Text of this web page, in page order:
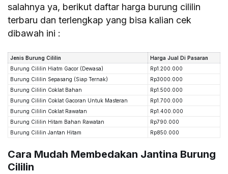
salahnya ya, berikut daftar harga burung cililin
terbaru dan terlengkap yang bisa kalian cek
dibawah ini :
Jenis Burung Cililin
Harga Jual Di Pasaran
Burung Cililin Hiatm Gacor (Dewasa)
Rp1.200.000
Burung Cililin Sepasang (Siap Ternak)
Rp3000.000
Burung Cililin Coklat Bahan
Rp1.500.000
Burung Cililin Coklat Gacoran Untuk Masteran
Rp1.700.000
Burung Cililin Coklat Rawatan
Rp1.400.000
Burung Cililin Hitam Bahan Rawatan
Rp790.000
Burung Cililin Jantan Hitam
Rp850.000
Cara Mudah Membedakan Jantina Burung
Cililin